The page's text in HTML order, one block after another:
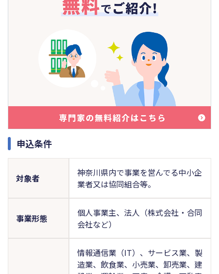
申込条件
対象者
神奈川県内で事業を営んでる中小企
業者又は協同組合等。
事業形態
個人事業主、法人（株式会社・合同
会社など）
情報通信業（IT）、サービス業、製
造業、飲食業、小売業、卸売業、建